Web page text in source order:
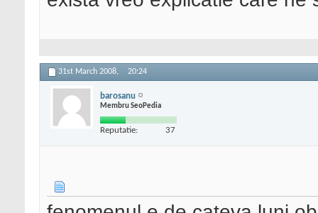
31st March 2008, 20:24
barosanu
Membru SeoPedia
Reputatie: 37